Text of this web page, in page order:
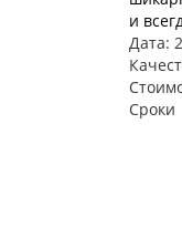
и
Дата:
Сроки